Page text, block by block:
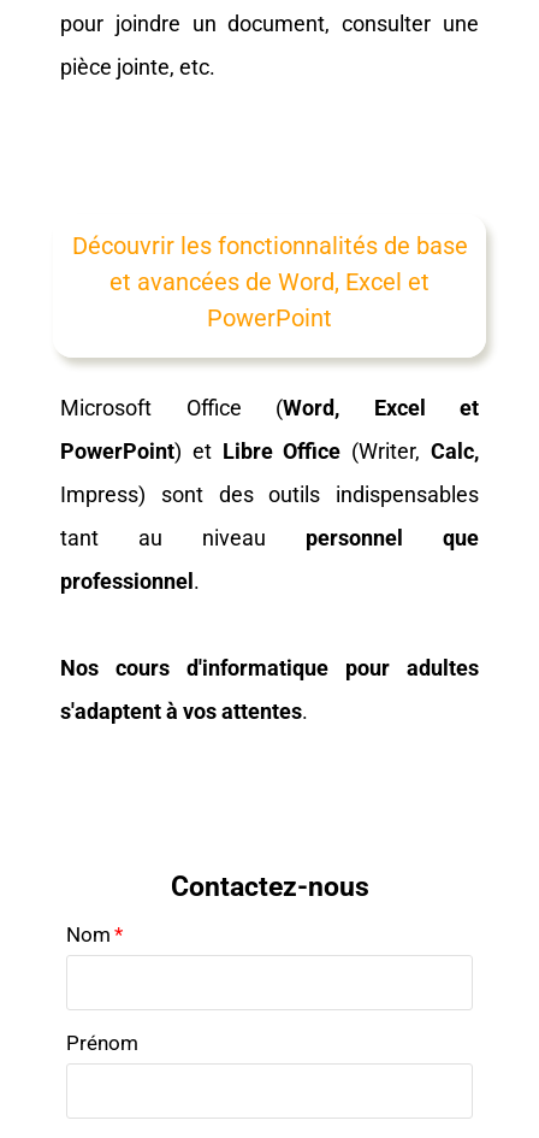
pour joindre un document, consulter une
pièce jointe, etc.
Microsoft Office (Word, Excel et
PowerPoint) et Libre Office (Writer,Calc,
Impress) sont des outils indispensables
tant au niveau personnel que
professionnel .
Nos cours d'informatique pour adultes
s'adaptent à vos attentes.
Découvrir les fonctionnalités de base
et avancées de Word, Excel et
PowerPoint
Contactez-nous
Nom *
Prénom